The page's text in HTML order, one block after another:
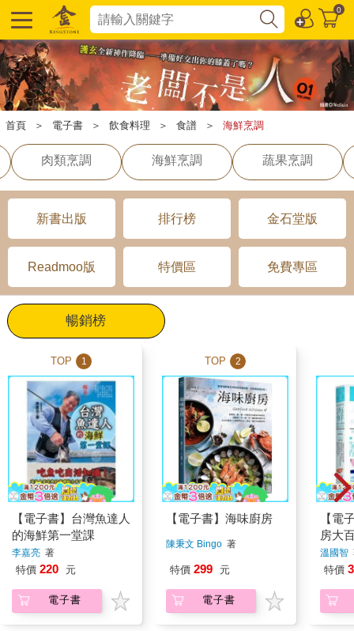
0
首頁 ＞ 電子書 ＞ 飲食料理 ＞ 食譜 ＞ 海鮮烹調
肉類烹調 海鮮烹調 蔬果烹調
新書出版 排行榜 金石堂版
Readmoo版 特價區 免費專區
暢銷榜
TOP 1
【電子書】台灣魚達人
的海鮮第一堂課
李嘉亮 著
特價 220 元
電子書
TOP 2
【電子書】海味廚房
陳秉文 Bingo 著
特價 299 元
電子書
【電
房大
鮮，
力佳
溫國智
特價